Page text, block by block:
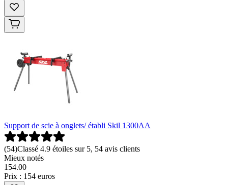
Support de scie à onglets/ établi Skil 1300AA
(54)Classé 4.9 étoiles sur 5, 54 avis clients
Mieux notés
154.00
Prix : 154 euros